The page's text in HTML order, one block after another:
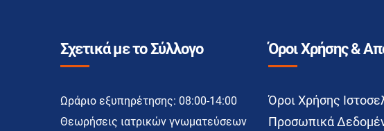
Σχετικά με το Σύλλογο
Ωράριο εξυπηρέτησης: 08:00-14:00
Θεωρήσεις ιατρικών γνωματεύσεων
Όροι Χρήσης &
Όροι Χρήσης
Προσωπικά